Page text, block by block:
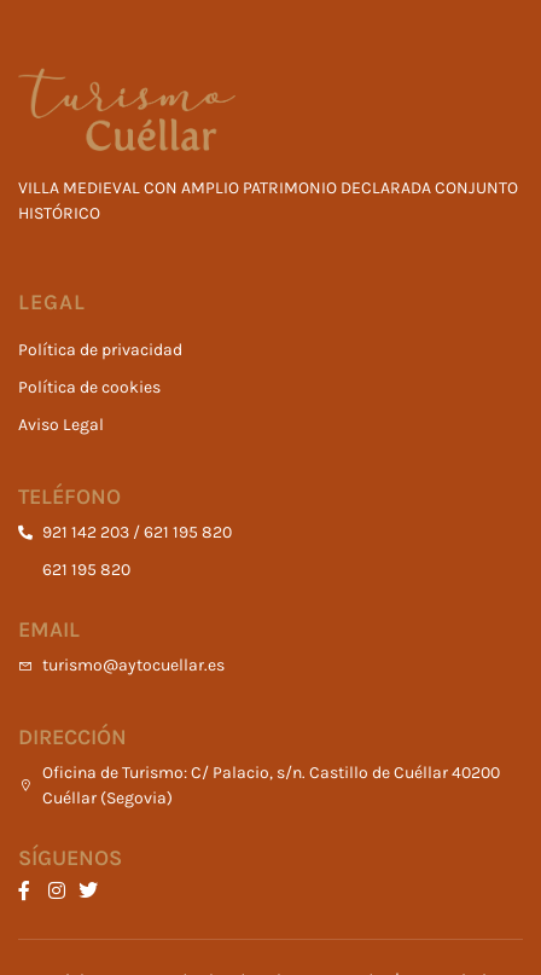
VILLA MEDIEVAL CON AMPLIO PATRIMONIO DECLARADA CONJUNTO
HISTÓRICO
LEGAL
Política de privacidad
Política de cookies
Aviso Legal
TELÉFONO
921 142 203 / 621 195 820
621 195 820
EMAIL
turismo@aytocuellar.es
DIRECCIÓN
Oficina de Turismo: C/ Palacio, s/n. Castillo de Cuéllar 40200
Cuéllar (Segovia)
SÍGUENOS